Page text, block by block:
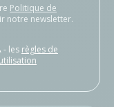
Politique de
notre newsletter.
- les règles de